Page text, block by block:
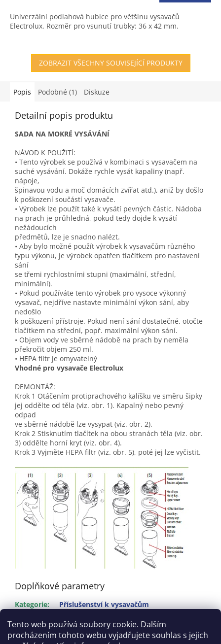
Tento web používá soubory cookie. Dalším
procházením tohoto webu vyjadřujete souhlas s jejich
Univerzální podlahová hubice pro většinu vysavačů
Electrolux. Rozměr pro vsunutí trubky: 36 x 42 mm.
ZOBRAZIT VŠECHNY SOUVISEJÍCÍ PRODUKTY
Popis Podobné (1) Diskuze
Detailní popis produktu
SADA NA MOKRÉ VYSÁVÁNÍ
NÁVOD K POUŽITÍ:
• Tento výrobek se používá v kombinaci s vysavačem na
suché vysávání. Dokáže rychle vysát kapaliny (např.
nápoje,
špinavou vodu a moč domácích zvířat atd.), aniž by došlo
k poškození součástí vysavače.
• Výrobek lze použít také k vysátí pevných částic. Nádoba
na prach je průhledná, pokud tedy dojde k vysátí
nežádoucích
předmětů, lze je snadno nalézt.
• Aby bylo možné použít výrobek k vysavačům různého
typu výkonu, je výrobek opatřen tlačítkem pro nastavení
sání
se třemi rychlostními stupni (maximální, střední,
minimální).
• Pokud používáte tento výrobek pro vysoce výkonný
vysavač, nejdříve nastavte minimální výkon sání, aby
nedošlo
k poškození přístroje. Pokud není sání dostatečné, otočte
tlačítkem na střední, popř. maximální výkon sání.
• Objem vody ve sběrné nádobě na prach by neměla
překročit objem 250 ml.
• HEPA filtr je omyvatelný
Vhodné pro vysavače Electrolux
DEMONTÁŽ:
Krok 1 Otáčením protiprachového kalíšku ve směru šipky
jej oddělte od těla (viz. obr. 1). Kapalný nebo pevný
odpad
ve sběrné nádobě lze vysypat (viz. obr. 2).
Krok 2 Stisknutím tlačítek na obou stranách těla (viz. obr.
3) oddělte horní kryt (viz. obr. 4).
Krok 3 Vyjměte HEPA filtr (viz. obr. 5), poté jej lze vyčistit.
Doplňkové parametry
Kategorie:
Příslušenství k vysavačům